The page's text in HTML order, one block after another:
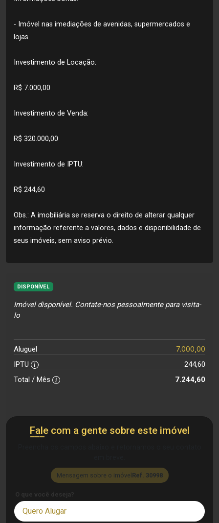
- Imóvel nas imediações de avenidas, supermercados e
lojas
Investimento de Locação:
R$ 7.000,00
Investimento de Venda:
R$ 320.000,00
Investimento de IPTU:
R$ 244,60
Obs.: A imobiliária se reserva o direito de alterar qualquer
informação referente a valores, dados e disponibilidade de
seus imóveis, sem aviso prévio.
DISPONÍVEL
Imóvel disponível. Contate-nos pessoalmente para visita-
lo
Aluguel 7.000,00
IPTU
244,60
Total / Mês
7.244,60
Fale com a gente sobre este imóvel
Mensagem sobre o imóvelRef. 30998
O que você deseja?
Quero Alugar